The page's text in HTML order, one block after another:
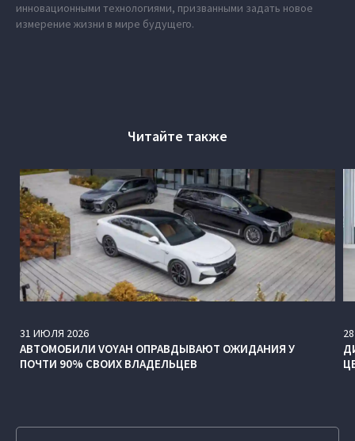
инновационными технологиями, призванными задать новое
измерение жизни в мире будущего.
Читайте также
31 ИЮЛЯ 2026
АВТОМОБИЛИ VOYAH ОПРАВДЫВАЮТ ОЖИДАНИЯ У
ПОЧТИ 90% СВОИХ ВЛАДЕЛЬЦЕВ
28